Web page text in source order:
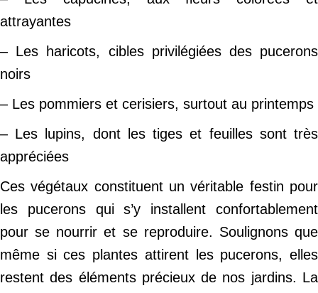
attrayantes
– Les haricots, cibles privilégiées des pucerons
noirs
– Les pommiers et cerisiers, surtout au printemps
– Les lupins, dont les tiges et feuilles sont très
appréciées
Ces végétaux constituent un véritable festin pour
les pucerons qui s’y installent confortablement
pour se nourrir et se reproduire. Soulignons que
même si ces plantes attirent les pucerons, elles
restent des éléments précieux de nos jardins. La